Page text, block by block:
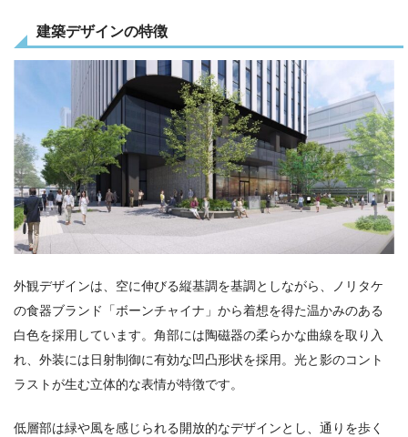
建築デザインの特徴
外観デザインは、空に伸びる縦基調を基調としながら、ノリタケ
の食器ブランド「ボーンチャイナ」から着想を得た温かみのある
白色を採用しています。角部には陶磁器の柔らかな曲線を取り入
れ、外装には日射制御に有効な凹凸形状を採用。光と影のコント
ラストが生む立体的な表情が特徴です。
低層部は緑や風を感じられる開放的なデザインとし、通りを歩く